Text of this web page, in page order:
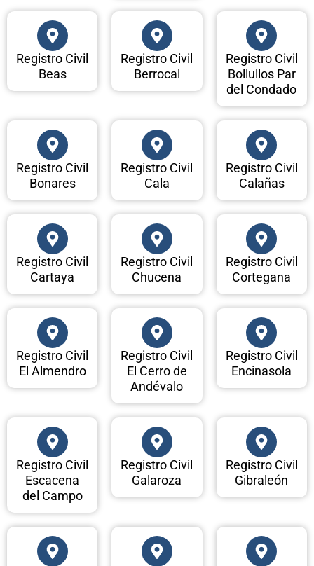
Registro Civil
Beas
Registro Civil
Berrocal
Registro Civil
Bollullos Par
del Condado
Registro Civil
Bonares
Registro Civil
Cala
Registro Civil
Calañas
Registro Civil
Cartaya
Registro Civil
Chucena
Registro Civil
Cortegana
Registro Civil
El Almendro
Registro Civil
El Cerro de
Andévalo
Registro Civil
Encinasola
Registro Civil
Escacena
del Campo
Registro Civil
Galaroza
Registro Civil
Gibraleón